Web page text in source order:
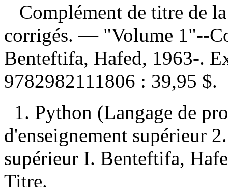
Complément de titre de
corrigés. — "Volume 1"--
Benteftifa, Hafed, 1963-.
9782982111806 : 39,95 $.
1. Python (Langage de
d'enseignement supérieur
supérieur I. Benteftifa,
Titre.